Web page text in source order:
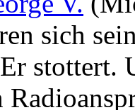
sich
stottert.